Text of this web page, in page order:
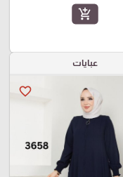
add_shopping_cart
عبايات
favorite_border